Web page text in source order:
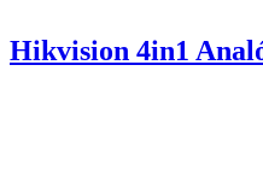
Hikvision 4in1